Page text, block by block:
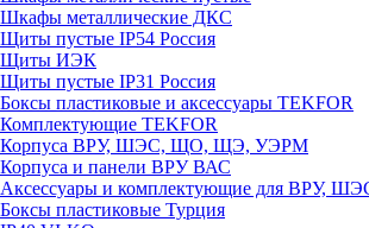
Шкафы металлические ДКС
Щиты пустые IP54 Россия
Щиты ИЭК
Щиты пустые IP31 Россия
Боксы пластиковые и аксессуары TEKFOR
Комплектующие TEKFOR
Корпуса ВРУ, ШЭС, ЩО, ЩЭ, УЭРМ
Корпуса и панели ВРУ ВАС
Аксессуары и комплектующие для
Боксы пластиковые Турция